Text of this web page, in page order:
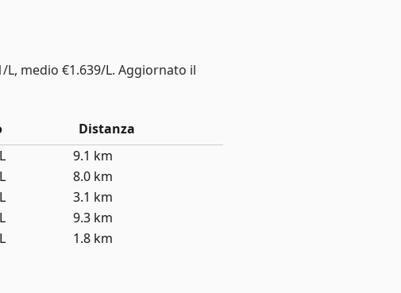
medio €1.639/L. Aggiornato il
Distanza
9.1 km
8.0 km
3.1 km
9.3 km
1.8 km